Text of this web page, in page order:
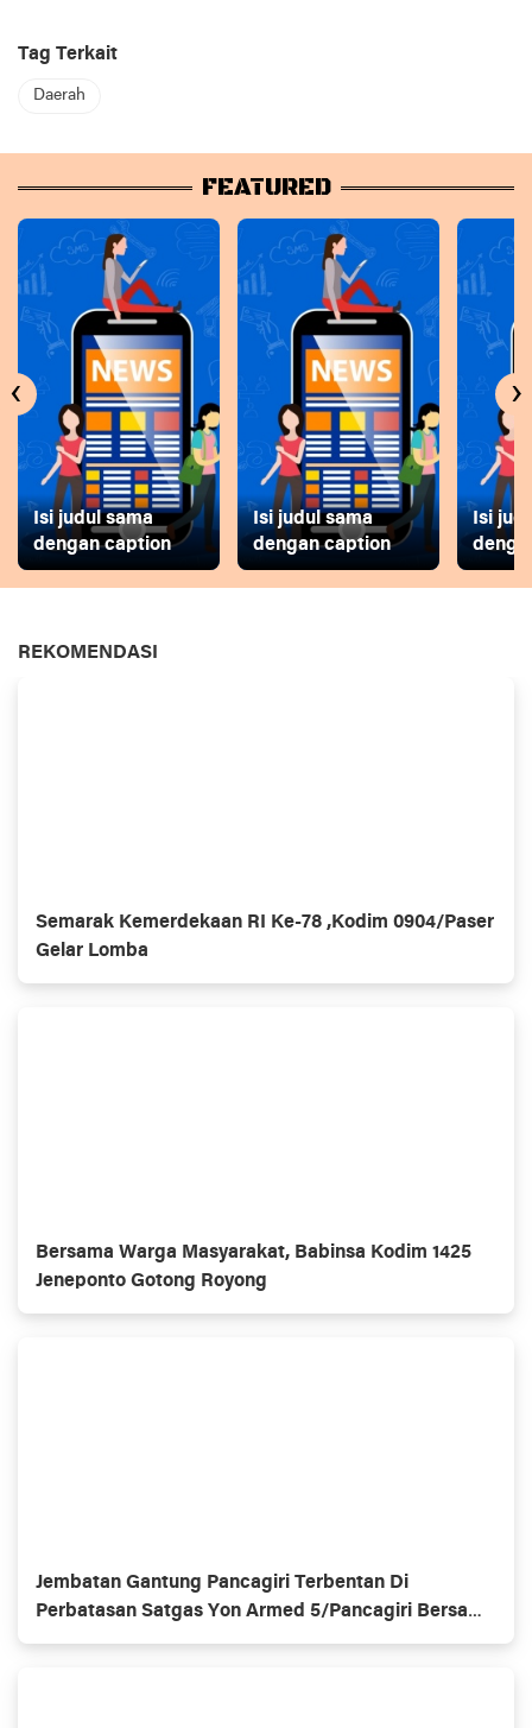
Tag Terkait
Daerah
FEATURED
Isi judul sama
dengan caption
Isi judul sama
dengan caption
Isi
‹ ›
REKOMENDASI
Semarak Kemerdekaan RI Ke-78 ,Kodim 0904/Paser
Gelar Lomba
Bersama Warga Masyarakat, Babinsa Kodim 1425
Jeneponto Gotong Royong
Jembatan Gantung Pancagiri Terbentan Di
Perbatasan Satgas Yon Armed 5/Pancagiri Bersama
Vertikal Rescue Dan PT MA/BDRMS